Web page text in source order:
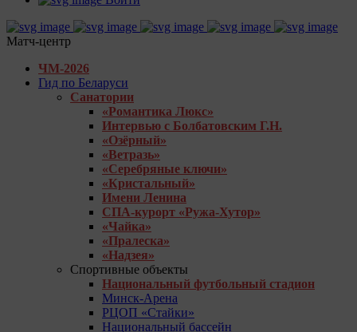
Матч-центр
ЧМ-2026
Гид по Беларуси
Санатории
«Романтика Люкс»
Интервью с Болбатовским Г.Н.
«Озёрный»
«Ветразь»
«Серебряные ключи»
«Кристальный»
Имени Ленина
СПА-курорт «Ружа-Хутор»
«Чайка»
«Пралеска»
«Надзея»
Спортивные объекты
Национальный футбольный стадион
Минск-Арена
РЦОП «Стайки»
Национальный бассейн